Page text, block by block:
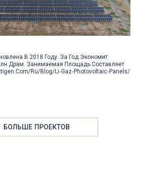
В 2018 Году. За Год Экономит
Драм. Занимаемая Площадь Составляет
ru/blog/li-Gaz-Photovoltaic-Panels/
БОЛЬШЕ ПРОЕКТОВ